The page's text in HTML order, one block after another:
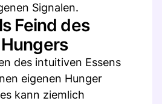
Signalen.
Feind des
des intuitiven Essens
eigenen Hunger
kann ziemlich